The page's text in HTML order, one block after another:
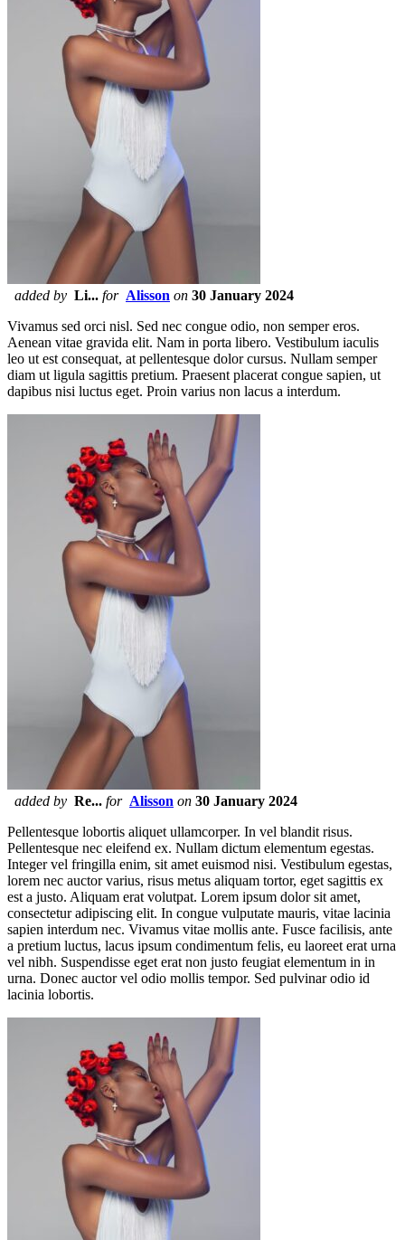
added by Li... for Alisson on 30 January 2024
Vivamus sed orci nisl. Sed nec congue odio, non semper eros.
Aenean vitae gravida elit. Nam in porta libero. Vestibulum iaculis
leo ut est consequat, at pellentesque dolor cursus. Nullam semper
diam ut ligula sagittis pretium. Praesent placerat congue sapien, ut
dapibus nisi luctus eget. Proin varius non lacus a interdum.
added by Re... for Alisson on 30 January 2024
Pellentesque lobortis aliquet ullamcorper. In vel blandit risus.
Pellentesque nec eleifend ex. Nullam dictum elementum egestas.
Integer vel fringilla enim, sit amet euismod nisi. Vestibulum egestas,
lorem nec auctor varius, risus metus aliquam tortor, eget sagittis ex
est a justo. Aliquam erat volutpat. Lorem ipsum dolor sit amet,
consectetur adipiscing elit. In congue vulputate mauris, vitae lacinia
sapien interdum nec. Vivamus vitae mollis ante. Fusce facilisis, ante
a pretium luctus, lacus ipsum condimentum felis, eu laoreet erat urna
vel nibh. Suspendisse eget erat non justo feugiat elementum in in
urna. Donec auctor vel odio mollis tempor. Sed pulvinar odio id
lacinia lobortis.